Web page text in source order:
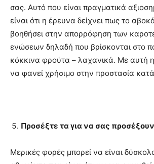
σας. Αυτό που είναι πραγματικά
είναι ότι η έρευνα δείχνει πως το
βοηθήσει στην απορρόφηση των
ενώσεων δηλαδή που βρίσκονται στο
κόκκινα φρούτα – λαχανικά. Με αυτή η
να φανεί χρήσιμο στην προστασία
Προσέξτε τα για να σας
Μερικές φορές μπορεί να είναι